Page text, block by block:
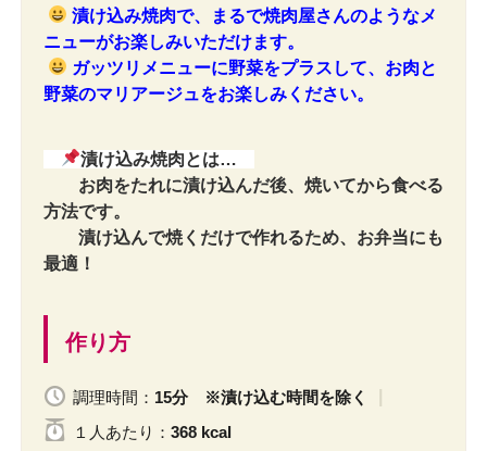
漬け込み焼肉で、まるで焼肉屋さんのようなメ
ニューがお楽しみいただけます。
ガッツリメニューに野菜をプラスして、お肉と
野菜のマリアージュをお楽しみください。
漬け込み焼肉とは…
お肉をたれに漬け込んだ後、焼いてから食べる
方法です。
漬け込んで焼くだけで作れるため、お弁当にも
最適！
作り方
調理時間： 15分 ※漬け込む時間を除く
１人 あたり ： 368 kcal